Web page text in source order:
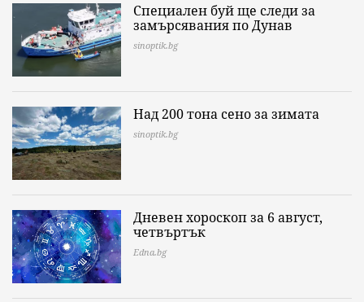
Специален буй ще следи за
замърсявания по Дунав
sinoptik.bg
Над 200 тона сено за зимата
sinoptik.bg
Дневен хороскоп за 6 август,
четвъртък
Edna.bg